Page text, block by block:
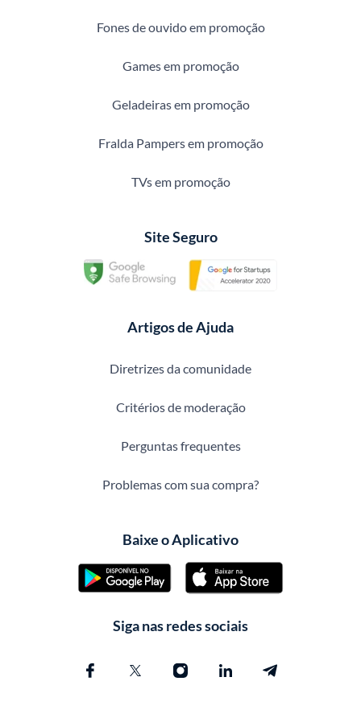
Fones de ouvido em promoção
Games em promoção
Geladeiras em promoção
Fralda Pampers em promoção
TVs em promoção
Site Seguro
Artigos de Ajuda
Diretrizes da comunidade
Critérios de moderação
Perguntas frequentes
Problemas com sua compra?
Baixe o Aplicativo
Siga nas redes sociais